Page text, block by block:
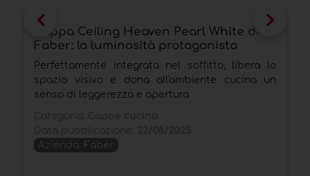
Cappa Ceiling Heaven Pearl White di
Faber: la luminosità protagonista
Perfettamente integrata nel soffitto, libera lo
spazio visivo e dona all'ambiente cucina un
senso di leggerezza e apertura
Azienda: Faber